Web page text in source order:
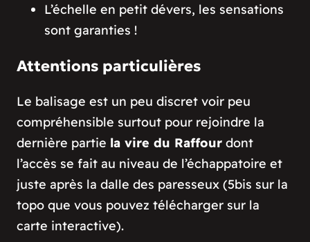
L’échelle en petit dévers, les sensations
sont garanties !
Attentions particulières
Le balisage est un peu discret voir peu
compréhensible surtout pour rejoindre la
dernière partie la vire du Raffour dont
l’accès se fait au niveau de l’échappatoire et
juste après la dalle des paresseux (5bis sur la
topo que vous pouvez télécharger sur la
carte interactive).